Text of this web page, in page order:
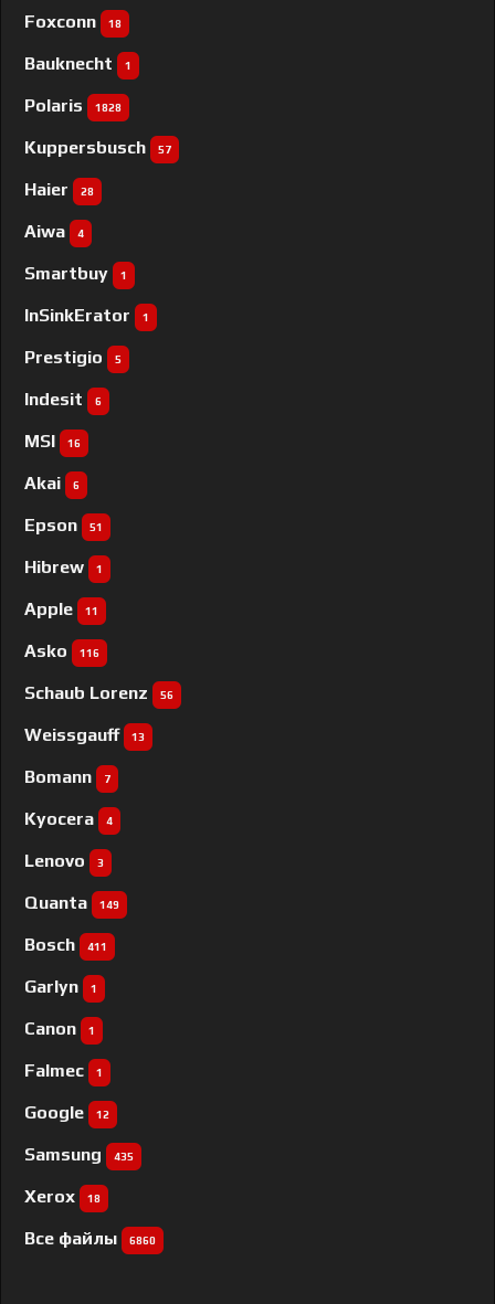
Foxconn 18
Bauknecht 1
Polaris 1828
Kuppersbusch 57
Haier 28
Aiwa 4
Smartbuy 1
InSinkErator 1
Prestigio 5
Indesit 6
MSI 16
Akai 6
Epson 51
Hibrew 1
Apple 11
Asko 116
Schaub Lorenz 56
Weissgauff 13
Bomann 7
Kyocera 4
Lenovo 3
Quanta 149
Bosch 411
Garlyn 1
Canon 1
Falmec 1
Google 12
Samsung 435
Xerox 18
Все файлы 6860